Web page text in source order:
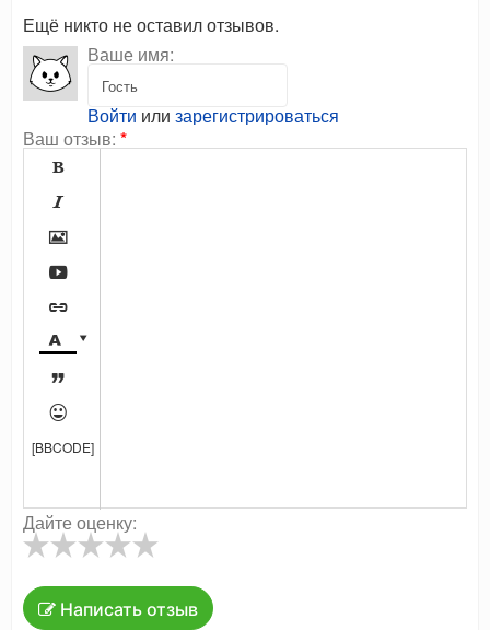
Ещё никто не оставил отзывов.
Ваше имя:
Войти или зарегистрироваться
Ваш отзыв: *









[BBCODE]
Дайте оценку:
Написать отзыв